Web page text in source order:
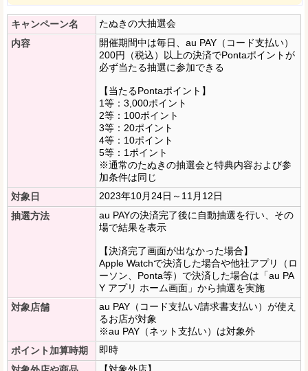
キャンペーン名
たぬきの大抽選会
内容
開催期間中は毎日、au PAY（コード支払い）
200円（税込）以上の決済でPontaポイントが
必ず当たる抽選に参加できる
【当たるPontaポイント】
1等：3,000ポイント
2等：100ポイント
3等：20ポイント
4等：10ポイント
5等：1ポイント
※通常のたぬきの抽選会と特典内容および参
加条件は同じ
対象日
2023年10月24日～11月12日
抽選方法
au PAYの決済完了後に自動抽選を行い、その
場で結果を表示
【決済完了画面が出なかった場合】
Apple Watchで決済した場合や他社アプリ（ロ
ーソン、Ponta等）で決済した場合は「au PA
Y アプリ ホーム画面」から抽選を実施
対象店舗
au PAY（コード支払い/請求書支払い）が使え
るお店が対象
※au PAY（ネット支払い）は対象外
ポイント加算時期
即時